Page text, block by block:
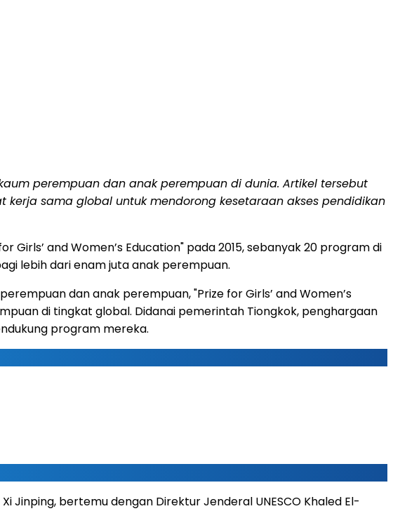
perempuan dan anak perempuan di dunia. Artikel tersebut
sama global untuk mendorong kesetaraan akses pendidikan
Girls’ and Women’s Education" pada 2015, sebanyak 20 program di
lebih dari enam juta anak perempuan.
dan anak perempuan, "Prize for Girls’ and Women’s
di tingkat global. Didanai pemerintah Tiongkok, penghargaan
program mereka.
Jinping, bertemu dengan Direktur Jenderal UNESCO Khaled El-